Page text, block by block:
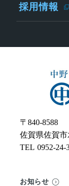
採用情報
〒840-8588
佐賀県佐賀
TEL 0952-24-
お知らせ